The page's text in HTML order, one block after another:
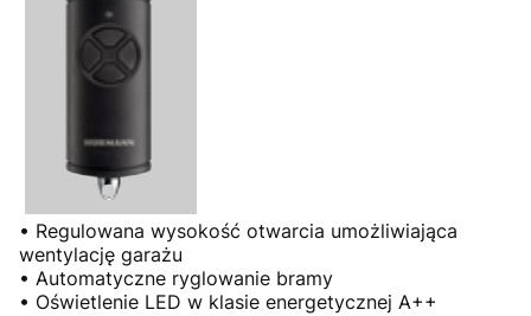
• Regulowana wysokość otwarcia umożliwiająca
wentylację garażu
• Automatyczne ryglowanie bramy
• Oświetlenie LED w klasie energetycznej A++